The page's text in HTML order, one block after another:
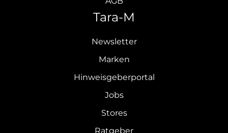
Tara-M
Newsletter
Marken
Hinweisgeberportal
Jobs
Stores
Ratgeber